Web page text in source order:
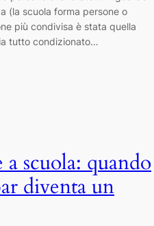
(la scuola forma persone o
più condivisa è stata quella
tutto condizionato…
scuola: quando
diventa un